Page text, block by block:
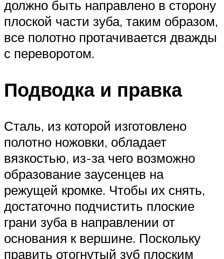
должно быть направлено в сторону
плоской части зуба, таким образом,
все полотно протачивается дважды
с переворотом.
Подводка и правка
Сталь, из которой изготовлено
полотно ножовки, обладает
вязкостью, из-за чего возможно
образование заусенцев на
режущей кромке. Чтобы их снять,
достаточно подчистить плоские
грани зуба в направлении от
основания к вершине. Поскольку
править отогнутый зуб плоским